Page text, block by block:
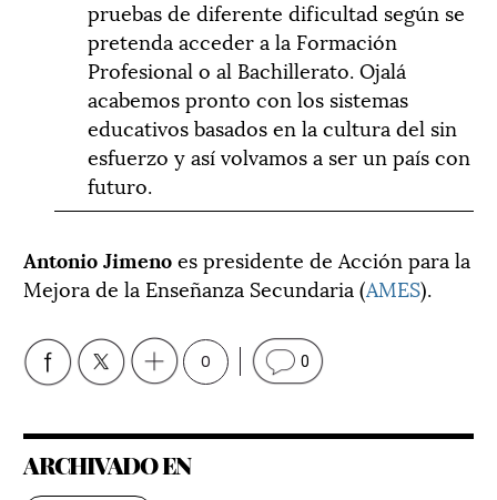
pruebas de diferente dificultad según se
pretenda acceder a la Formación
Profesional o al Bachillerato. Ojalá
acabemos pronto con los sistemas
educativos basados en la cultura del sin
esfuerzo y así volvamos a ser un país con
futuro.
Antonio Jimenoes presidente de Acción para la
Mejora de la Enseñanza Secundaria (AMES).
0 0
ARCHIVADO EN